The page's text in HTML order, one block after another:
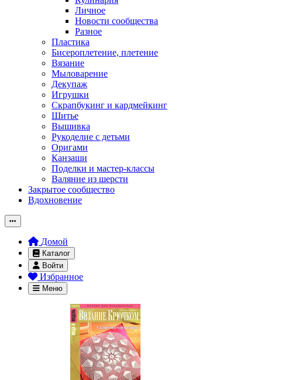
Личное
Новости сообщества
Разное
Пластика
Бисероплетение, плетение
Вязание
Мыловарение
Декупаж
Игрушки
Скрапбукинг и кардмейкинг
Шитье
Вышивка
Рукоделие с детьми
Оригами
Канзаши
Поделки и мастер-классы
Валяние из шерсти
Закрытое сообщество
Вдохновение
Домой
Каталог
Войти
Избранное
Меню